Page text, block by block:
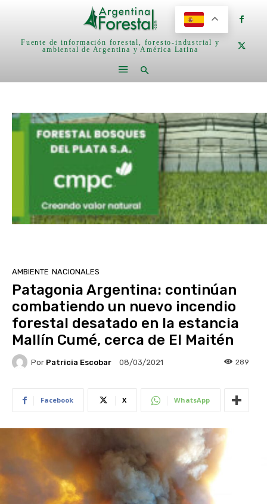
Fuente de información forestal, foresto-industrial y
ambiental de Argentina y América Latina
AMBIENTE NACIONALES
Patagonia Argentina: continúan
combatiendo un nuevo incendio
forestal desatado en la estancia
Mallín Cumé, cerca de El Maitén
Por Patricia Escobar 08/03/2021 289
Facebook X WhatsApp